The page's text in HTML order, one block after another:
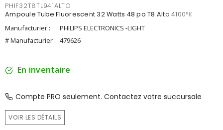
PHIF32T8TL941ALTO
Ampoule Tube Fluorescent 32 Watts 48 po T8 Alto 4100°K
Manufacturier :
PHILIPS ELECTRONICS -LIGHT
# Manufacturier : 479626
En inventaire
Compte PRO seulement. Contactez votre succursale
VOIR LES DÉTAILS